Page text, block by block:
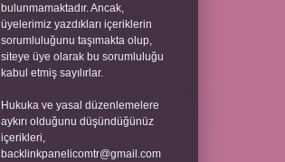
bulunmamaktadır. Ancak,
üyelerimiz yazdıkları içeriklerin
sorumluluğunu taşımakta olup,
siteye üye olarak bu sorumluluğu
kabul etmiş sayılırlar.
Hukuka ve yasal düzenlemelere
aykırı olduğunu düşündüğünüz
içerikleri,
backlinkpanelicomtr@gmail.com